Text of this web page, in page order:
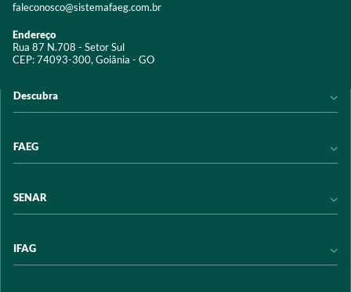
faleconosco@sistemafaeg.com.br
Endereço
Rua 87 N.708 - Setor Sul
CEP: 74093-300, Goiânia - GO
Descubra
Acervo digital
Programas e Serviços
Trabalhe conosco
FAEG
Transparência
SENAR
Transparência
IFAG